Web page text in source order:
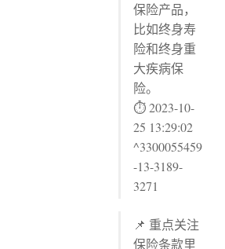
保险产品，
比如终身寿
险和终身重
大疾病保
险。
⏱ 2023-10-
25 13:29:02
^3300055459
-13-3189-
3271
📌 重点关注
保险条款里